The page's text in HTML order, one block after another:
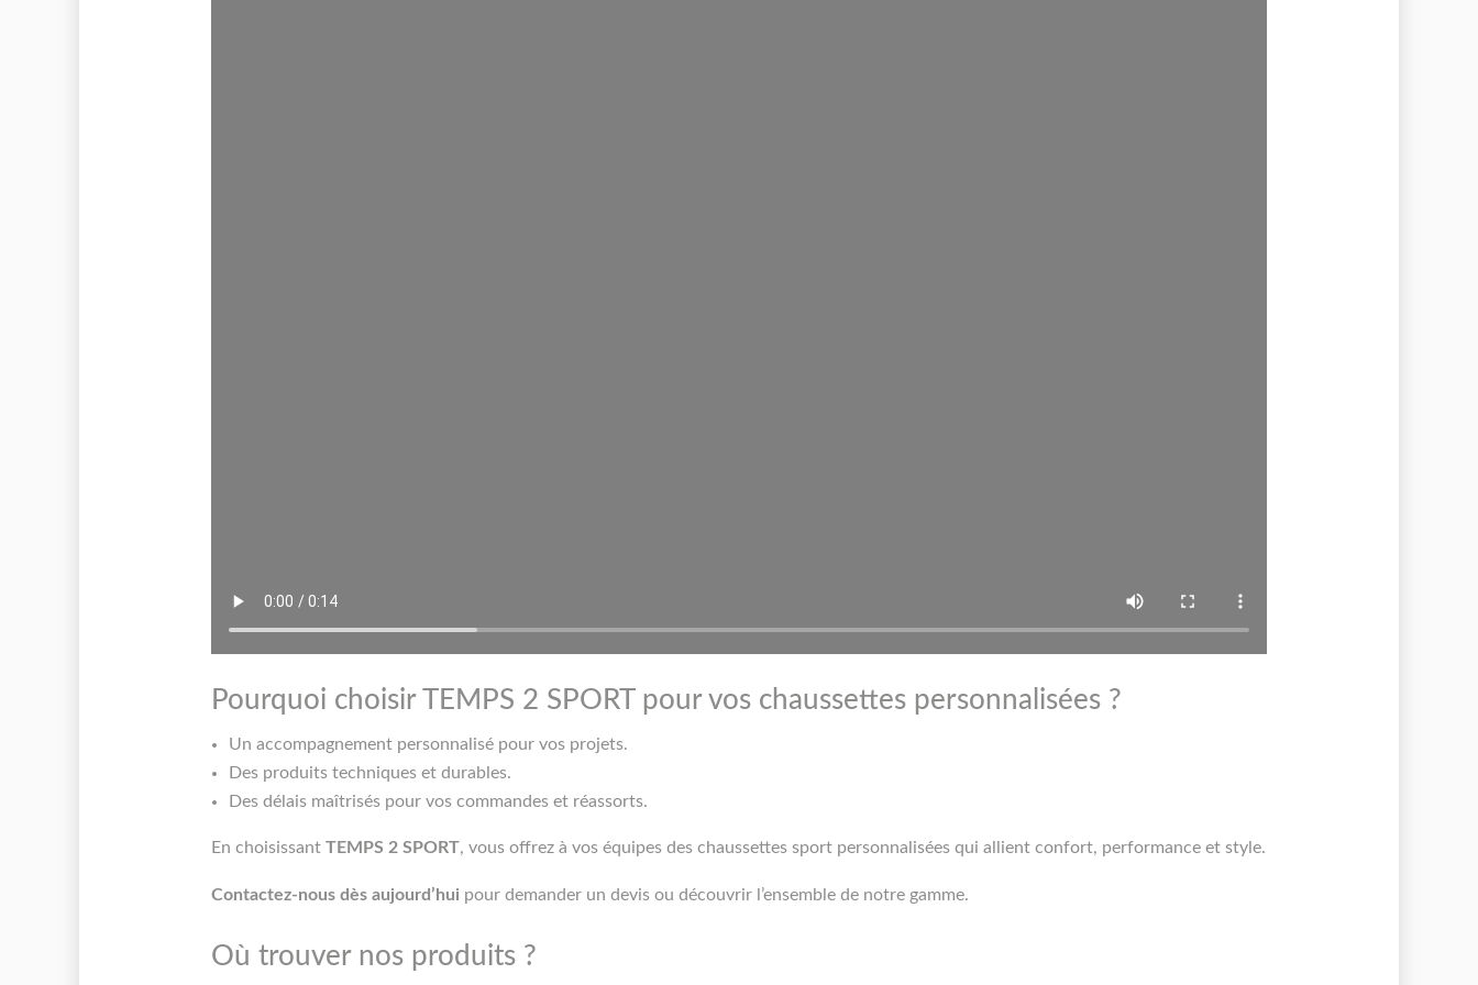
Pourquoi choisir TEMPS 2 SPORT pour vos chaussettes personnalisées ?
Un accompagnement personnalisé pour vos projets.
Des produits techniques et durables.
Des délais maîtrisés pour vos commandes et réassorts.
En choisissant TEMPS 2 SPORT, vous offrez à vos équipes des chaussettes sport personnalisées qui allient confort, performance et style.
Contactez-nous dès aujourd’hui pour demander un devis ou découvrir l’ensemble de notre gamme.
Où trouver nos produits ?